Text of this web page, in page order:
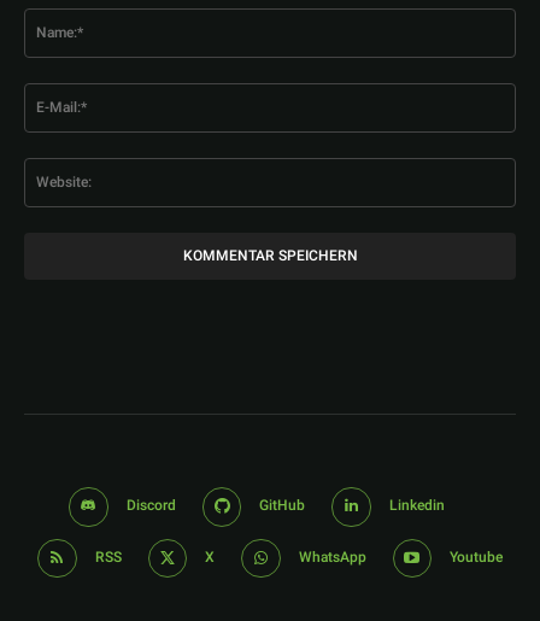
Discord GitHub Linkedin
RSS X WhatsApp Youtube